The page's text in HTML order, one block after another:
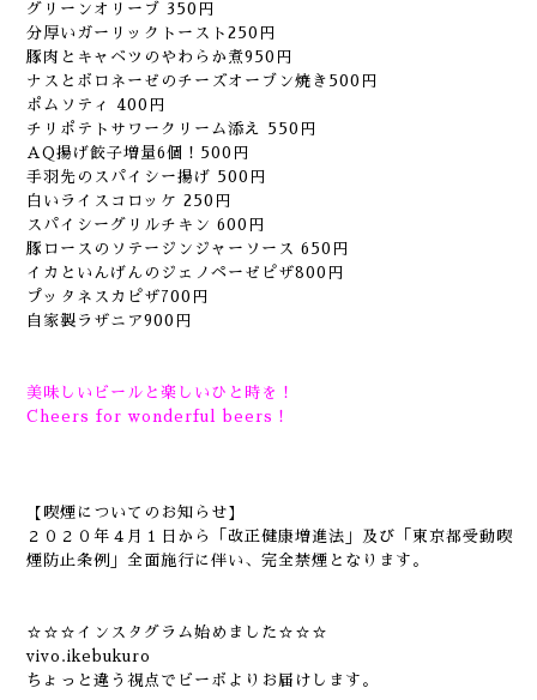
グリーンオリーブ 350円
分厚いガーリックトースト250円
豚肉とキャベツのやわらか煮950円
ナスとボロネーゼのチーズオーブン焼き500円
ポムソティ 400円
チリポテトサワークリーム添え 550円
AQ揚げ餃子増量6個！500円
手羽先のスパイシー揚げ 500円
白いライスコロッケ 250円
スパイシーグリルチキン 600円
豚ロースのソテージンジャーソース 650円
イカといんげんのジェノペーゼピザ800円
プッタネスカピザ700円
自家製ラザニア900円
美味しいビールと楽しいひと時を！
Cheers for wonderful beers！
【喫煙についてのお知らせ】
２０２０年４月１日から「改正健康増進法」及び「東京都受動喫
煙防止条例」全面施行に伴い、完全禁煙となります。
☆☆☆インスタグラム始めました☆☆☆
vivo.ikebukuro
ちょっと違う視点でビーボよりお届けします。